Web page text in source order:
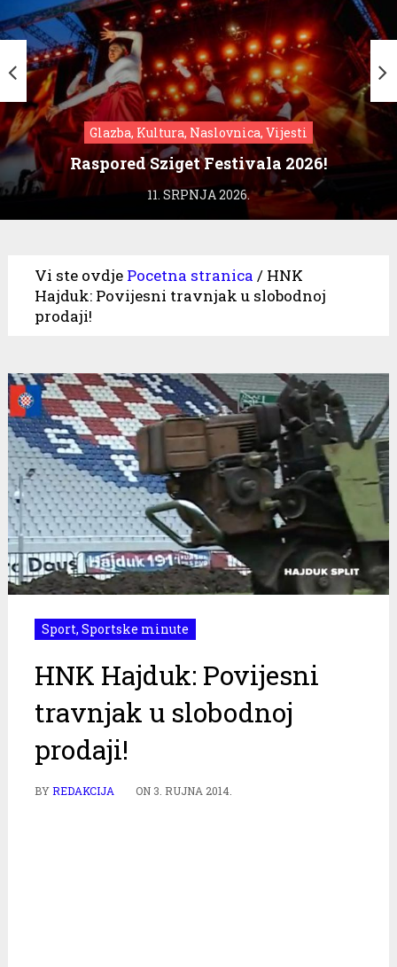
Glazba, Kultura, Naslovnica, Vijesti
Raspored Sziget Festivala 2026!
11. SRPNJA 2026.
Vi ste ovdje Pocetna stranica / HNK
Hajduk: Povijesni travnjak u slobodnoj
prodaji!
Sport, Sportske minute
HNK Hajduk: Povijesni
travnjak u slobodnoj
prodaji!
BYREDAKCIJA ON 3. RUJNA 2014.